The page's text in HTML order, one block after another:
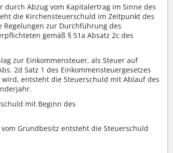
Abzug vom Kapitalertrag im Sinne des
die Kirchensteuerschuld im Zeitpunkt des
Regelungen zur Durchführung des
gemäß § 51a Absatz 2c des
zur Einkommensteuer, als Steuer auf
2d Satz 1 des Einkommensteuergesetzes
wird, entsteht die Steuerschuld mit Ablauf des
mit Beginn des
Grundbesitz entsteht die Steuerschuld